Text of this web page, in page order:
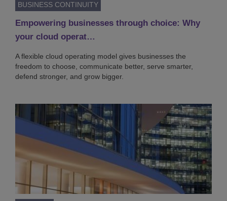
BUSINESS CONTINUITY
Empowering businesses through choice: Why
your cloud operat…
A flexible cloud operating model gives businesses the
freedom to choose, communicate better, serve smarter,
defend stronger, and grow bigger.